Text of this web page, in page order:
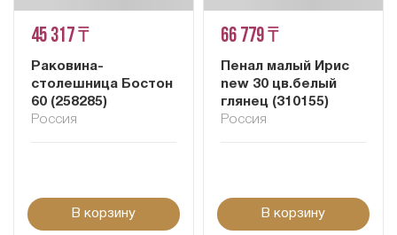
45 317 ₸
Раковина-
столешница Бостон
60 (258285)
Россия
В корзину
66 779 ₸
Пенал малый Ирис
new 30 цв.белый
глянец (310155)
Россия
В корзину